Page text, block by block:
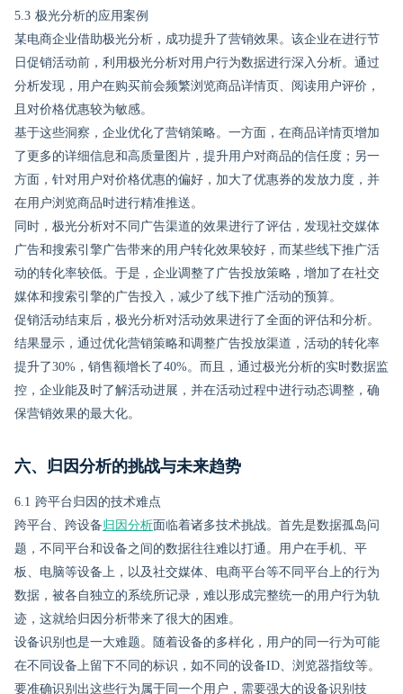
5.3 极光分析的应用案例
某电商企业借助极光分析，成功提升了营销效果。该企业在进行节
日促销活动前，利用极光分析对用户行为数据进行深入分析。通过
分析发现，用户在购买前会频繁浏览商品详情页、阅读用户评价，
且对价格优惠较为敏感。
基于这些洞察，企业优化了营销策略。一方面，在商品详情页增加
了更多的详细信息和高质量图片，提升用户对商品的信任度；另一
方面，针对用户对价格优惠的偏好，加大了优惠券的发放力度，并
在用户浏览商品时进行精准推送。
同时，极光分析对不同广告渠道的效果进行了评估，发现社交媒体
广告和搜索引擎广告带来的用户转化效果较好，而某些线下推广活
动的转化率较低。于是，企业调整了广告投放策略，增加了在社交
媒体和搜索引擎的广告投入，减少了线下推广活动的预算。
促销活动结束后，极光分析对活动效果进行了全面的评估和分析。
结果显示，通过优化营销策略和调整广告投放渠道，活动的转化率
提升了30%，销售额增长了40%。而且，通过极光分析的实时数据监
控，企业能及时了解活动进展，并在活动过程中进行动态调整，确
保营销效果的最大化。
六、归因分析的挑战与未来趋势
6.1 跨平台归因的技术难点
跨平台、跨设备归因分析面临着诸多技术挑战。首先是数据孤岛问
题，不同平台和设备之间的数据往往难以打通。用户在手机、平
板、电脑等设备上，以及社交媒体、电商平台等不同平台上的行为
数据，被各自独立的系统所记录，难以形成完整统一的用户行为轨
迹，这就给归因分析带来了很大的困难。
设备识别也是一大难题。随着设备的多样化，用户的同一行为可能
在不同设备上留下不同的标识，如不同的设备ID、浏览器指纹等。
要准确识别出这些行为属于同一个用户，需要强大的设备识别技